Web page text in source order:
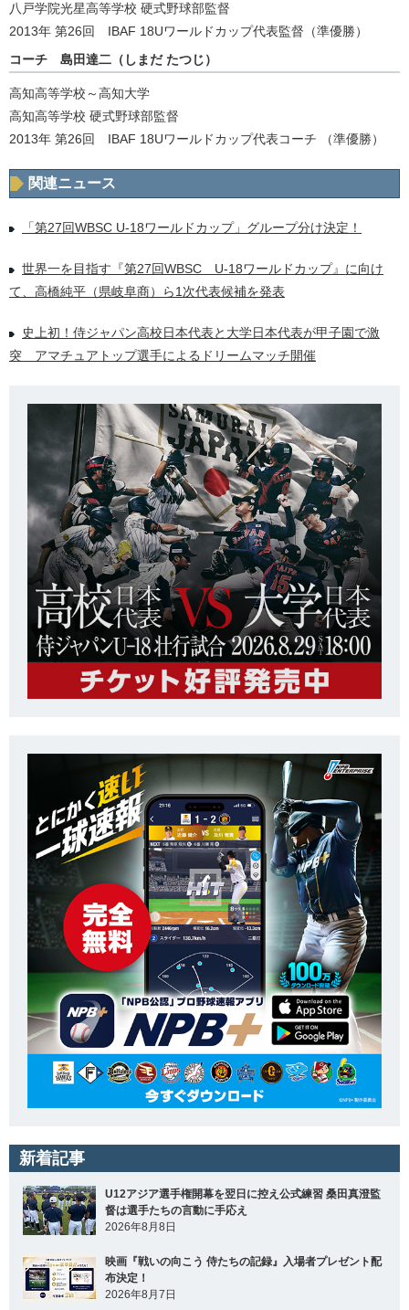
八戸学院光星高等学校 硬式野球部監督
2013年 第26回 IBAF 18Uワールドカップ代表監督（準優勝）
コーチ 島田達二（しまだ たつじ）
高知高等学校～高知大学
高知高等学校 硬式野球部監督
2013年 第26回 IBAF 18Uワールドカップ代表コーチ （準優勝）
関連ニュース
「第27回WBSC U-18ワールドカップ」グループ分け決定！
世界一を目指す『第27回WBSC U-18ワールドカップ』に向け
て、高橋純平（県岐阜商）ら1次代表候補を発表
史上初！侍ジャパン高校日本代表と大学日本代表が甲子園で激
突 アマチュアトップ選手によるドリームマッチ開催
新着記事
U12アジア選手権開幕を翌日に控え公式練習 桑田真澄監
督は選手たちの言動に手応え
2026年8月8日
映画『戦いの向こう 侍たちの記録』入場者プレゼント配
布決定！
2026年8月7日